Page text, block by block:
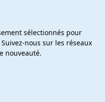
sélectionnés pour
nous sur les réseaux
nouveauté.